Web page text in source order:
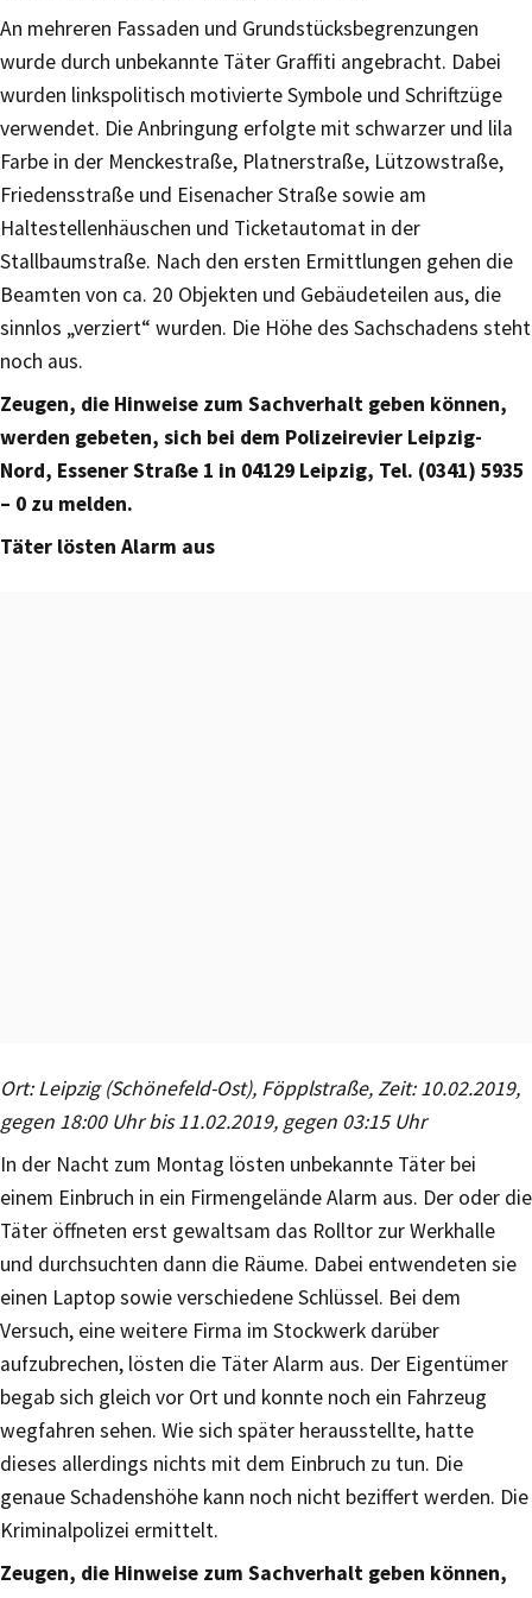
An mehreren Fassaden und Grundstücksbegrenzungen
wurde durch unbekannte Täter Graffiti angebracht. Dabei
wurden linkspolitisch motivierte Symbole und Schriftzüge
verwendet. Die Anbringung erfolgte mit schwarzer und lila
Farbe in der Menckestraße, Platnerstraße, Lützowstraße,
Friedensstraße und Eisenacher Straße sowie am
Haltestellenhäuschen und Ticketautomat in der
Stallbaumstraße. Nach den ersten Ermittlungen gehen die
Beamten von ca. 20 Objekten und Gebäudeteilen aus, die
sinnlos „verziert“ wurden. Die Höhe des Sachschadens steht
noch aus.
Zeugen, die Hinweise zum Sachverhalt geben können,
werden gebeten, sich bei dem Polizeirevier Leipzig-
Nord, Essener Straße 1 in 04129 Leipzig, Tel. (0341) 5935
– 0 zu melden.
Täter lösten Alarm aus
Ort: Leipzig (Schönefeld-Ost), Föpplstraße, Zeit: 10.02.2019,
gegen 18:00 Uhr bis 11.02.2019, gegen 03:15 Uhr
In der Nacht zum Montag lösten unbekannte Täter bei
einem Einbruch in ein Firmengelände Alarm aus. Der oder die
Täter öffneten erst gewaltsam das Rolltor zur Werkhalle
und durchsuchten dann die Räume. Dabei entwendeten sie
einen Laptop sowie verschiedene Schlüssel. Bei dem
Versuch, eine weitere Firma im Stockwerk darüber
aufzubrechen, lösten die Täter Alarm aus. Der Eigentümer
begab sich gleich vor Ort und konnte noch ein Fahrzeug
wegfahren sehen. Wie sich später herausstellte, hatte
dieses allerdings nichts mit dem Einbruch zu tun. Die
genaue Schadenshöhe kann noch nicht beziffert werden. Die
Kriminalpolizei ermittelt.
Zeugen, die Hinweise zum Sachverhalt geben können,